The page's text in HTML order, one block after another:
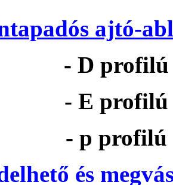
ajtó-
- D profilú
- E profilú
- p profilú
és